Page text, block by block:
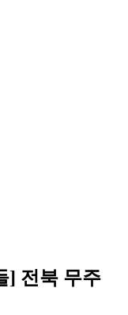
] 전북 무주